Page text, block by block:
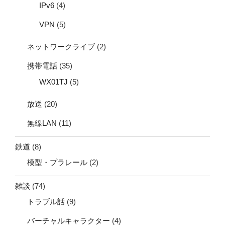
IPv6 (4)
VPN (5)
ネットワークライブ (2)
携帯電話 (35)
WX01TJ (5)
放送 (20)
無線LAN (11)
鉄道 (8)
模型・プラレール (2)
雑談 (74)
トラブル話 (9)
バーチャルキャラクター (4)